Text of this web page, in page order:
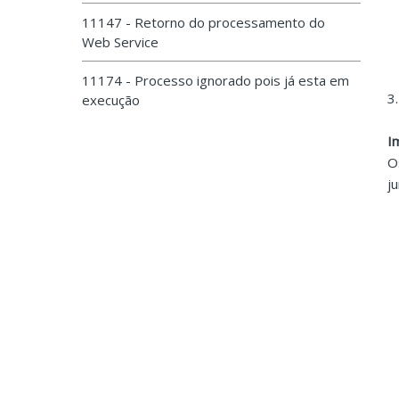
11147 - Retorno do processamento do
Web Service
11174 - Processo ignorado pois já esta em
execução